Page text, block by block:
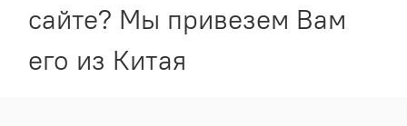
сайте? Мы привезем Вам
его из Китая